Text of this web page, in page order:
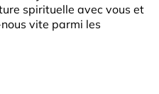
spirituelle avec vous et
vite parmi les